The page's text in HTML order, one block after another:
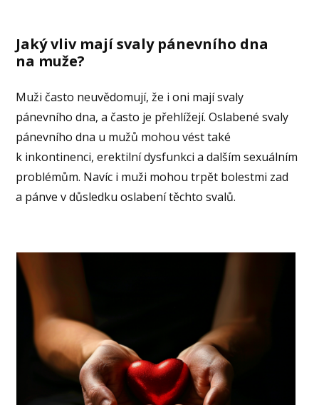
Jaký vliv mají svaly pánevního dna
na muže?
Muži často neuvědomují, že i oni mají svaly
pánevního dna, a často je přehlížejí. Oslabené svaly
pánevního dna u mužů mohou vést také
k inkontinenci, erektilní dysfunkci a dalším sexuálním
problémům. Navíc i muži mohou trpět bolestmi zad
a pánve v důsledku oslabení těchto svalů.